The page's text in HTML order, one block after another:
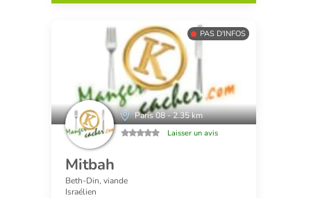
PAS D'INFOS
Paris 08 - 2.35 km
Laisser un avis
Mitbah
Beth-Din, viande
Israélien